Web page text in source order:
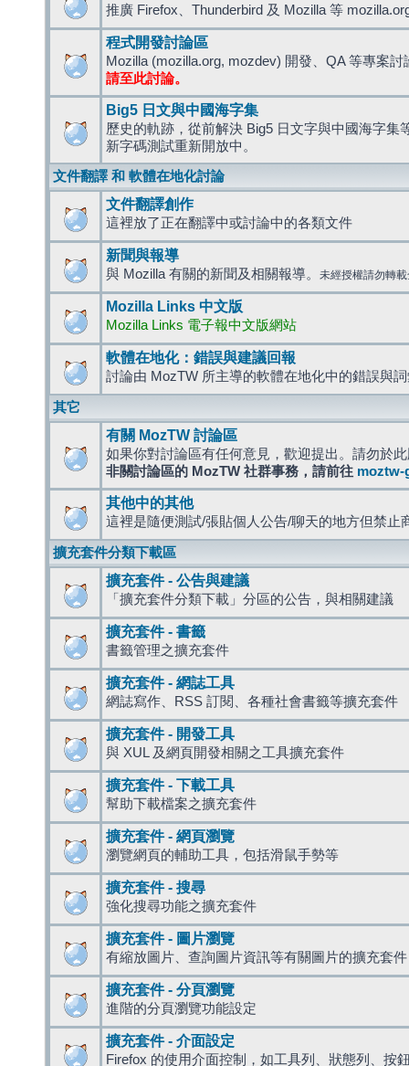
推廣 Firefox、Thunderbird 及 Mozilla 等
程式開發討論區
Mozilla (mozilla.org, mozdev) 開發、QA 等專案討
請至此討論。
Big5 日文與中國海字集
歷史的軌跡，從前解決 Big5 日文字與中國海字集
新字碼測試重新開放中。
文件翻譯 和 軟體在地化討論
文件翻譯創作
這裡放了正在翻譯中或討論中的各類文件
新聞與報導
與 Mozilla 有關的新聞及相關報導。 未經授權請勿轉
Mozilla Links 中文版
Mozilla Links 電子報中文版網站
軟體在地化：錯誤與建議回報
討論由 MozTW 所主導的軟體在地化中的錯誤與
其它
有關 MozTW 討論區
如果你對討論區有任何意見，歡迎提出。請勿於
非關討論區的 MozTW 社群事務，請前往 moztw-
其他中的其他
這裡是隨便測試/張貼個人公告/聊天的地方但禁止
擴充套件分類下載區
擴充套件 - 公告與建議
「擴充套件分類下載」分區的公告，與相關建議
擴充套件 - 書籤
書籤管理之擴充套件
擴充套件 - 網誌工具
網誌寫作、RSS 訂閱、各種社會書籤等擴充套件
擴充套件 - 開發工具
與 XUL 及網頁開發相關之工具擴充套件
擴充套件 - 下載工具
幫助下載檔案之擴充套件
擴充套件 - 網頁瀏覽
瀏覽網頁的輔助工具，包括滑鼠手勢等
擴充套件 - 搜尋
強化搜尋功能之擴充套件
擴充套件 - 圖片瀏覽
有縮放圖片、查詢圖片資訊等有關圖片的擴充套件
擴充套件 - 分頁瀏覽
進階的分頁瀏覽功能設定
擴充套件 - 介面設定
Firefox 的使用介面控制，如工具列、狀態列、按